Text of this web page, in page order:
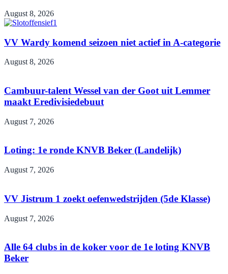
August 8, 2026
VV Wardy komend seizoen niet actief in A-categorie
August 8, 2026
Cambuur-talent Wessel van der Goot uit Lemmer
maakt Eredivisiedebuut
August 7, 2026
Loting: 1e ronde KNVB Beker (Landelijk)
August 7, 2026
VV Jistrum 1 zoekt oefenwedstrijden (5de Klasse)
August 7, 2026
Alle 64 clubs in de koker voor de 1e loting KNVB
Beker